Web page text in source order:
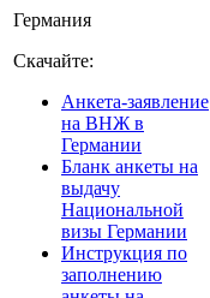
Германия
Скачайте:
Анкета-заявление
на ВНЖ в
Германии
Бланк анкеты на
выдачу
Национальной
визы Германии
Инструкция по
заполнению